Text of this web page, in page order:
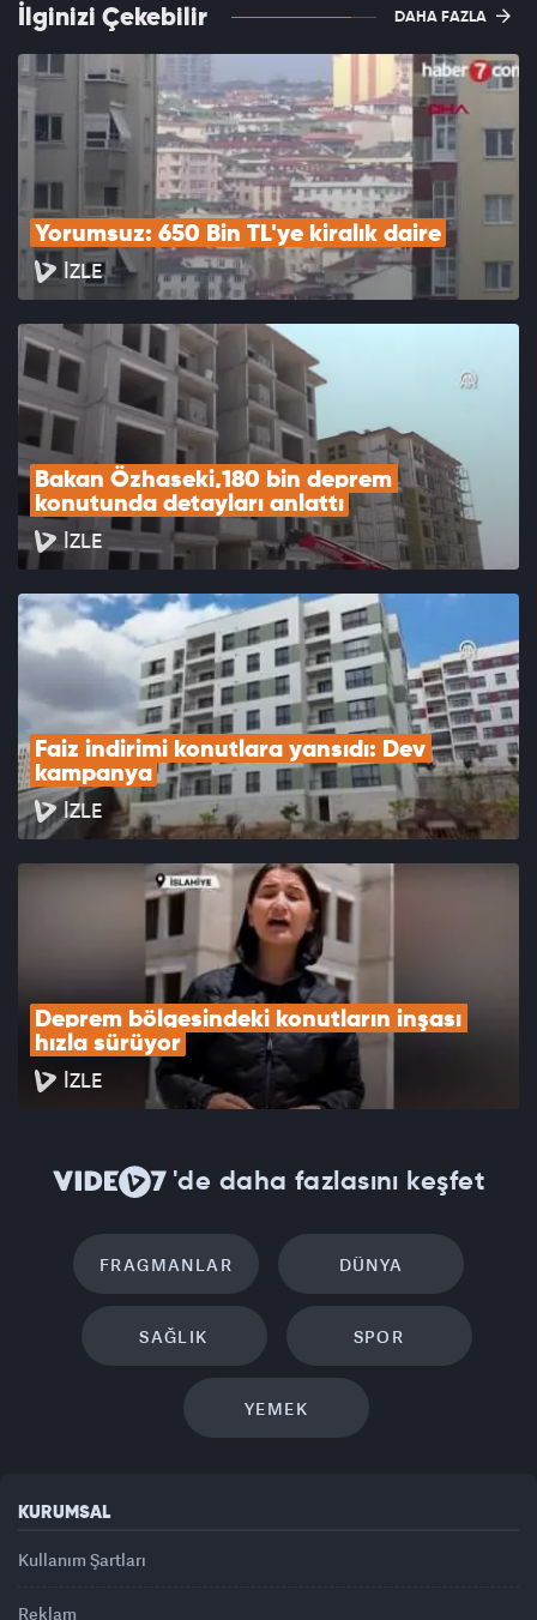
İlginizi Çekebilir DAHA FAZLA
Yorumsuz: 650 Bin TL'ye kiralık daire
İZLE
Bakan Özhaseki,180 bin deprem
konutunda detayları anlattı
İZLE
Faiz indirimi konutlara yansıdı: Dev
kampanya
İZLE
Deprem bölgesindeki konutların inşası
hızla sürüyor
İZLE
'de daha fazlasını keşfet
FRAGMANLAR DÜNYA
SAĞLIK SPOR
YEMEK
KURUMSAL
Kullanım Şartları
Reklam